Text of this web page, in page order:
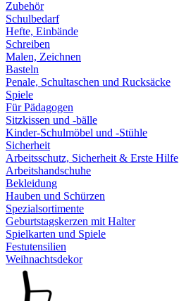
Zubehör
Schulbedarf
Hefte, Einbände
Schreiben
Malen, Zeichnen
Basteln
Penale, Schultaschen und Rucksäcke
Spiele
Für Pädagogen
Sitzkissen und -bälle
Kinder-Schulmöbel und -Stühle
Sicherheit
Arbeitsschutz, Sicherheit & Erste Hilfe
Arbeitshandschuhe
Bekleidung
Hauben und Schürzen
Spezialsortimente
Geburtstagskerzen mit Halter
Spielkarten und Spiele
Festutensilien
Weihnachtsdekor